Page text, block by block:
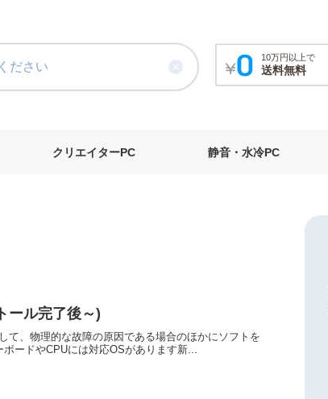
10万円以上で
送料無料
クリエイターPC 静音・水冷PC
ール完了後～)
て、物理的な故障の原因である場合のほかにソフトを
ードやCPUには対応OSがあります新...